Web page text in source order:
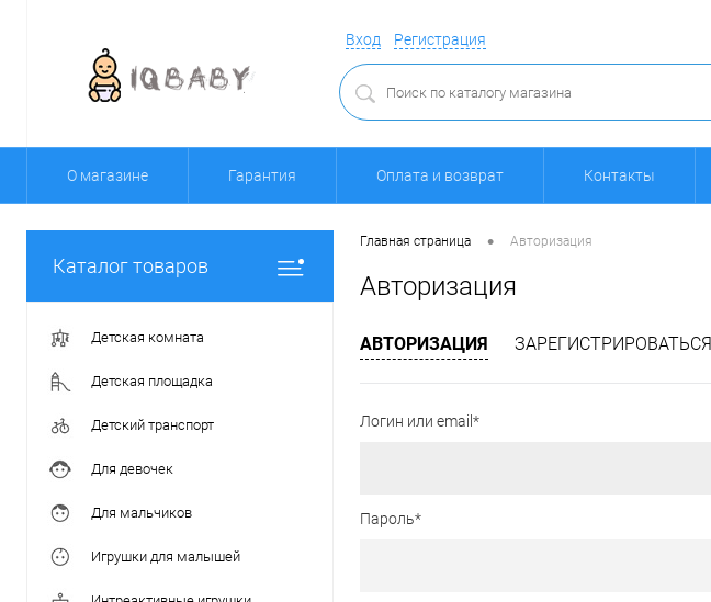
Вход Регистрация
О магазине Гарантия Оплата и возврат Контакты
Каталог товаров
Детская комната
Детская площадка
Детский транспорт
Для девочек
Для мальчиков
Игрушки для малышей
Главная страница • Авторизация
Авторизация
АВТОРИЗАЦИЯ ЗАРЕГИСТРИРОВАТЬСЯ
Логин или email*
Пароль*